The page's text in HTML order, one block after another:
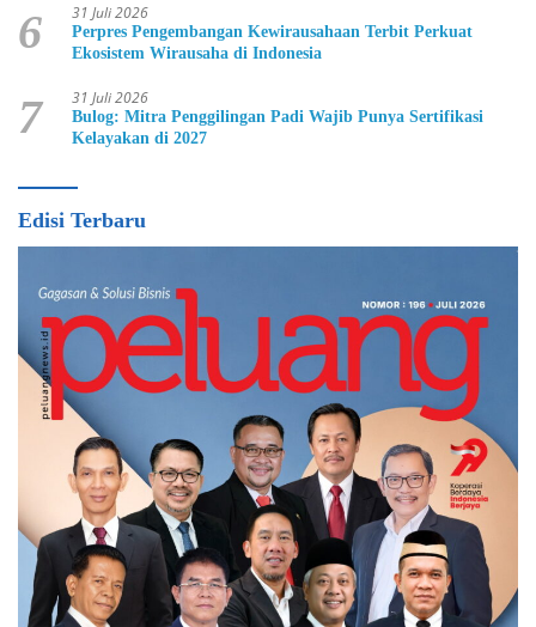
6 31 Juli 2026
Perpres Pengembangan Kewirausahaan Terbit Perkuat
Ekosistem Wirausaha di Indonesia
7 31 Juli 2026
Bulog: Mitra Penggilingan Padi Wajib Punya Sertifikasi
Kelayakan di 2027
Edisi Terbaru